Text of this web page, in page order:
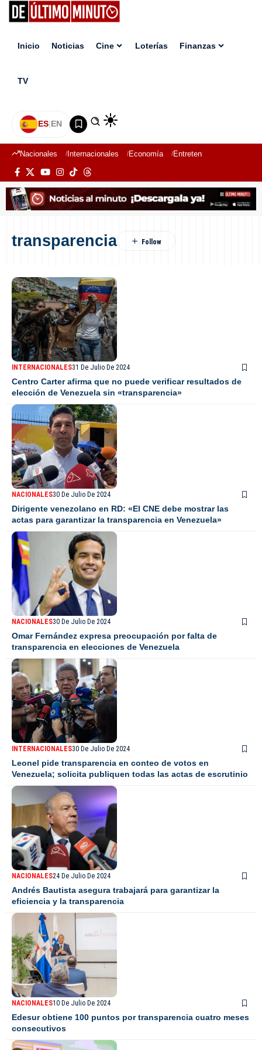
Inicio Noticias Cine Loterías Finanzas
TV
ES|EN
Nacionales Internacionales Economía Entretenimiento
transparencia
INTERNACIONALES31 De Julio De 2024
Centro Carter afirma que no puede verificar resultados de
elección de Venezuela sin «transparencia»
NACIONALES30 De Julio De 2024
Dirigente venezolano en RD: «El CNE debe mostrar las
actas para garantizar la transparencia en Venezuela»
NACIONALES30 De Julio De 2024
Omar Fernández expresa preocupación por falta de
transparencia en elecciones de Venezuela
INTERNACIONALES30 De Julio De 2024
Leonel pide transparencia en conteo de votos en
Venezuela; solicita publiquen todas las actas de escrutinio
NACIONALES24 De Julio De 2024
Andrés Bautista asegura trabajará para garantizar la
eficiencia y la transparencia
NACIONALES10 De Julio De 2024
Edesur obtiene 100 puntos por transparencia cuatro meses
consecutivos